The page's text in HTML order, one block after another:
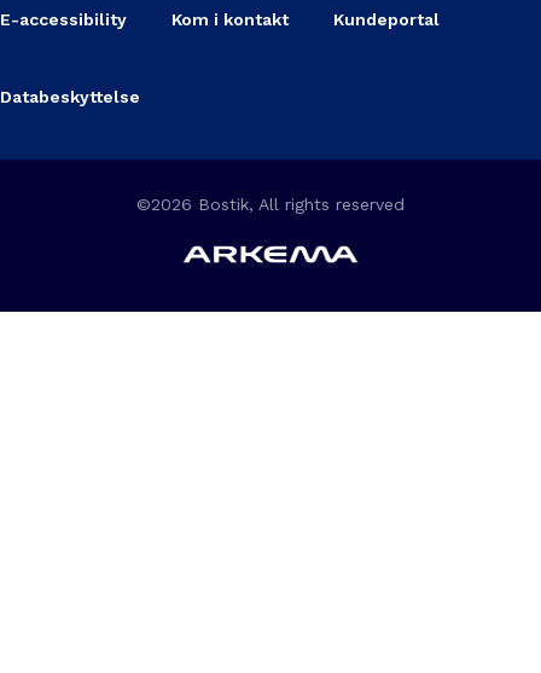
E-accessibility Kom i kontakt Kundeportal
Databeskyttelse
©2026 Bostik, All rights reserved